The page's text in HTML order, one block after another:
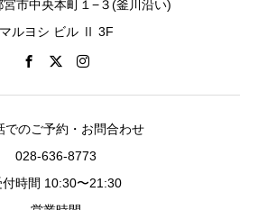
宮市中央本町１−３(釜川沿い)
マルヨシ ビル Ⅱ 3F
でのご予約・お問合わせ
028-636-8773
付時間 10:30〜21:30